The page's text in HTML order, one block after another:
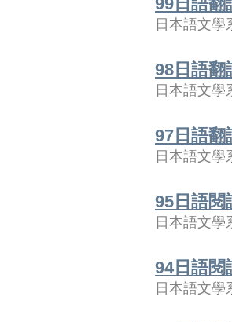
日本語文學
98日語翻
日本語文學
97日語翻
日本語文學
95日語閱
日本語文學
94日語閱
日本語文學